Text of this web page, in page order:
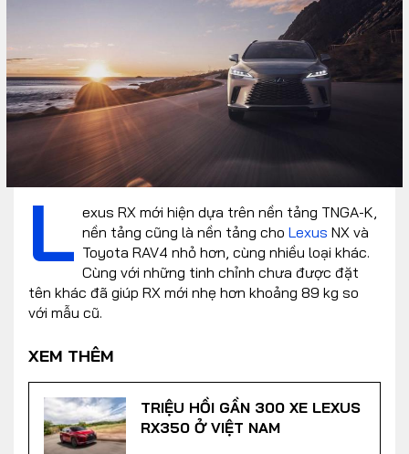
L exus RX mới hiện dựa trên nền tảng TNGA-K,
nền tảng cũng là nền tảng cho Lexus NX và
Toyota RAV4 nhỏ hơn, cùng nhiều loại khác.
Cùng với những tinh chỉnh chưa được đặt
tên khác đã giúp RX mới nhẹ hơn khoảng 89 kg so
với mẫu cũ.
XEM THÊM
TRIỆU HỒI GẦN 300 XE LEXUS
RX350 Ở VIỆT NAM